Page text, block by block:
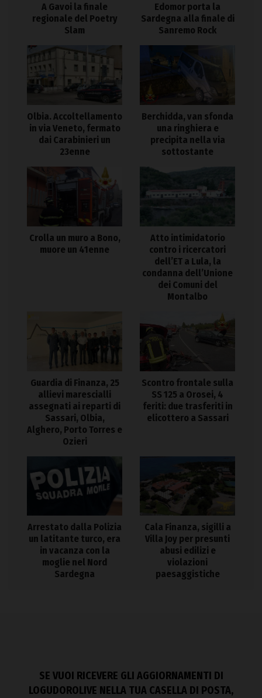
A Gavoi la finale
regionale del Poetry
Slam
Edomor porta la
Sardegna alla finale di
Sanremo Rock
Olbia. Accoltellamento
in via Veneto, fermato
dai Carabinieri un
23enne
Berchidda, van sfonda
una ringhiera e
precipita nella via
sottostante
Crolla un muro a Bono,
muore un 41enne
Atto intimidatorio
contro i ricercatori
dell’ET a Lula, la
condanna dell’Unione
dei Comuni del
Montalbo
Guardia di Finanza, 25
allievi marescialli
assegnati ai reparti di
Sassari, Olbia,
Alghero, Porto Torres e
Ozieri
Scontro frontale sulla
SS 125 a Orosei, 4
feriti: due trasferiti in
elicottero a Sassari
Arrestato dalla Polizia
un latitante turco, era
in vacanza con la
moglie nel Nord
Sardegna
Cala Finanza, sigilli a
Villa Joy per presunti
abusi edilizi e
violazioni
paesaggistiche
SE VUOI RICEVERE GLI AGGIORNAMENTI DI
LOGUDOROLIVE NELLA TUA CASELLA DI POSTA,